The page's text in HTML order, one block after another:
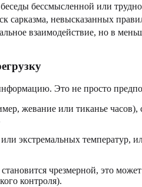
бессмысленной или
сарказма, невысказанных
взаимодействие, но в
Это не просто
жевание или тиканье
экстремальных температур,
чрезмерной, это
контроля).